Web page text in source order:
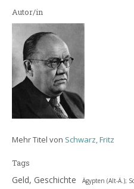
Autor/in
Mehr Titel von Schwarz, Fritz
Tags
Geld, Geschichte
Ägypten (Alt-Ä.);